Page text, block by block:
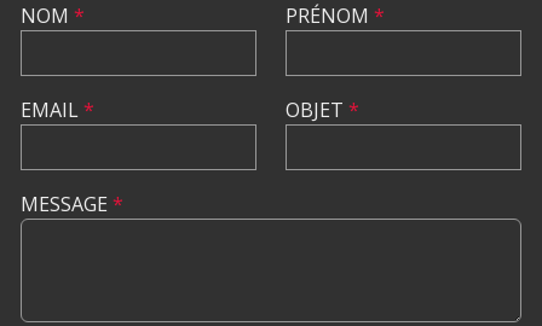
NOM *
EMAIL*
PRÉNOM *
OBJET *
MESSAGE *